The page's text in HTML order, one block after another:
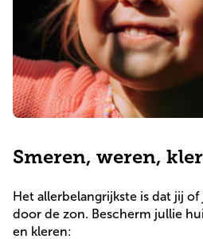
Smeren, weren,
Het allerbelangrijkste is dat jij
door de zon. Bescherm jullie
en kleren: